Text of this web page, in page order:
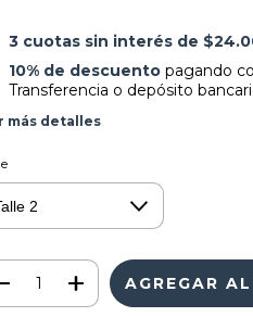
3 cuotas sin interés de
10% de descuentopagando
Transferencia o depósito
más detalles